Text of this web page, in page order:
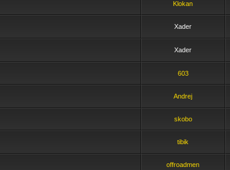
Klokan
Xader
Xader
603
Andrej
skobo
tibik
offroadmen